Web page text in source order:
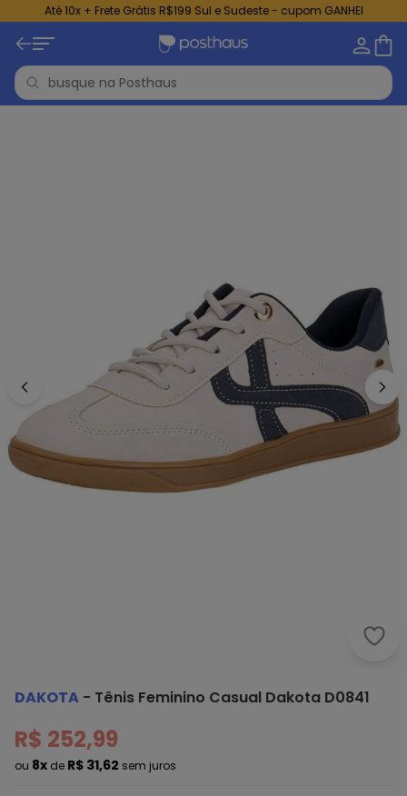
Até 10x + Frete Grátis R$199 Sul e Sudeste - cupom GANHEI
DAKOTA - Tênis Feminino Casual Dakota D0841
R$ 252,99
ou 8x de R$ 31,62 sem juros